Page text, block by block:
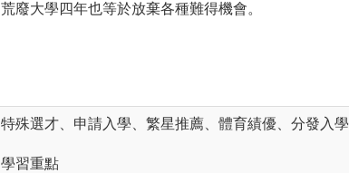
荒廢大學四年也等於放棄各種難得機會。
特殊選才、申請入學、繁星推薦、體育績優、分發入學
學習重點